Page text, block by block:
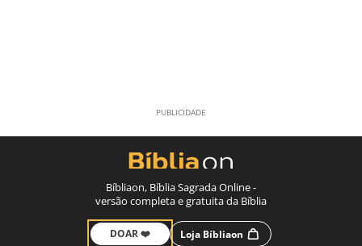
Bíbliaon, Bíblia Sagrada Online -
versão completa e gratuita da Bíblia
DOAR ❤️ Loja Bíbliaon